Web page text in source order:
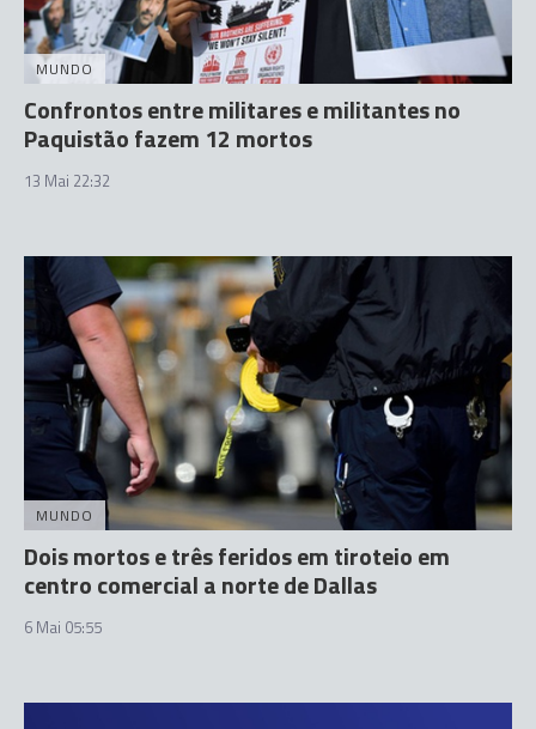
MUNDO
Confrontos entre militares e militantes no
Paquistão fazem 12 mortos
13 Mai 22:32
MUNDO
Dois mortos e três feridos em tiroteio em
centro comercial a norte de Dallas
6 Mai 05:55